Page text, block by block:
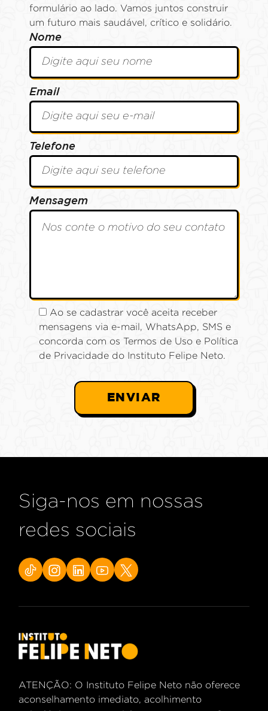
formulário ao lado. Vamos juntos construir
um futuro mais saudável, crítico e solidário.
Nome
Email
Telefone
Mensagem
Ao se cadastrar você aceita receber
mensagens via e-mail, WhatsApp, SMS e
concorda com os Termos de Uso e Política
de Privacidade do Instituto Felipe Neto.
Siga-nos em nossas
redes sociais
ATENÇÃO: O Instituto Felipe Neto não oferece
aconselhamento imediato, acolhimento